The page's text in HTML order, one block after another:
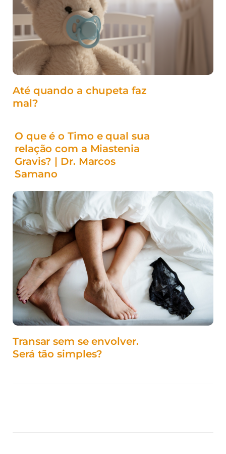
Até quando a chupeta faz
mal?
O que é o Timo e qual sua
relação com a Miastenia
Gravis? | Dr. Marcos
Samano
Transar sem se envolver.
Será tão simples?